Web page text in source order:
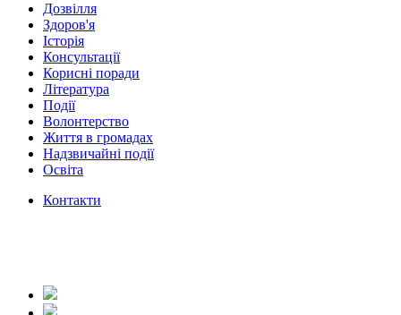
Дозвілля
Здоров'я
Історія
Консультації
Корисні поради
Література
Події
Волонтерство
Життя в громадах
Надзвичайні події
Освіта
Контакти